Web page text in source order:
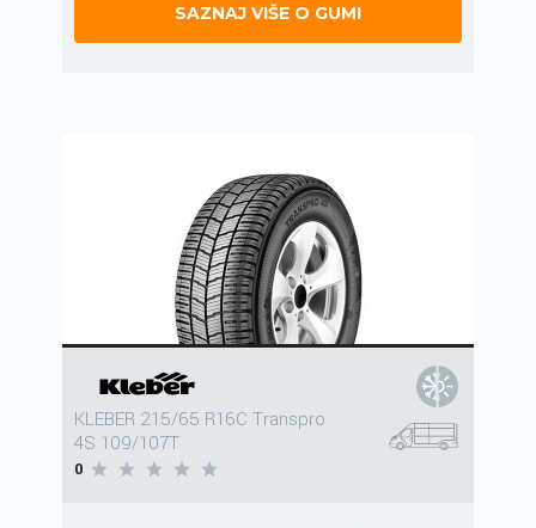
SAZNAJ VIŠE O GUMI
KLEBER 215/65 R16C Transpro
4S 109/107T
0